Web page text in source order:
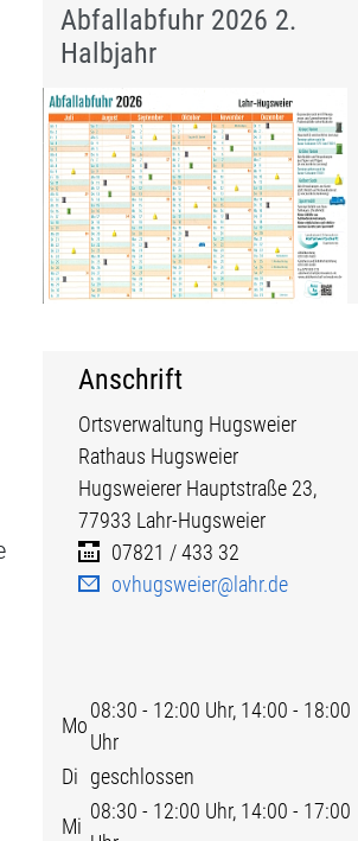
Abfallabfuhr 2026 2.
Halbjahr
Anschrift
Ortsverwaltung Hugsweier
Rathaus Hugsweier
Hugsweierer Hauptstraße 23,
77933 Lahr-Hugsweier
07821 / 433 32
ovhugsweier@lahr.de
Mo
08:30 - 12:00 Uhr, 14:00 - 18:00
Uhr
Di geschlossen
Mi
08:30 - 12:00 Uhr, 14:00 - 17:00